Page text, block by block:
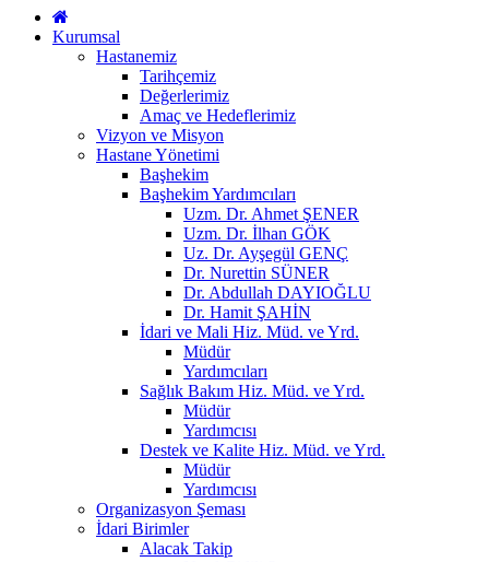
Kurumsal
Hastanemiz
Tarihçemiz
Değerlerimiz
Amaç ve Hedeflerimiz
Vizyon ve Misyon
Hastane Yönetimi
Başhekim
Başhekim Yardımcıları
Uzm. Dr. Ahmet ŞENER
Uzm. Dr. İlhan GÖK
Uz. Dr. Ayşegül GENÇ
Dr. Nurettin SÜNER
Dr. Abdullah DAYIOĞLU
Dr. Hamit ŞAHİN
İdari ve Mali Hiz. Müd. ve Yrd.
Müdür
Yardımcıları
Sağlık Bakım Hiz. Müd. ve Yrd.
Müdür
Yardımcısı
Destek ve Kalite Hiz. Müd. ve Yrd.
Müdür
Yardımcısı
Organizasyon Şeması
İdari Birimler
Alacak Takip